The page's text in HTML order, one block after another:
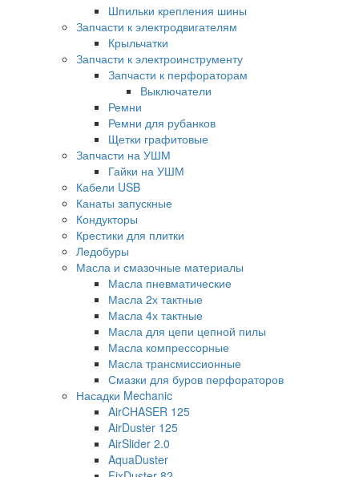
Шпильки крепления шины
Запчасти к электродвигателям
Крыльчатки
Запчасти к электроинструменту
Запчасти к перфораторам
Выключатели
Ремни
Ремни для рубанков
Щетки графитовые
Запчасти на УШМ
Гайки на УШМ
Кабели USB
Канаты запускные
Кондукторы
Крестики для плитки
Ледобуры
Масла и смазочные материалы
Масла пневматические
Масла 2х тактные
Масла 4х тактные
Масла для цепи цепной пилы
Масла компрессорные
Масла трансмиссионные
Смазки для буров перфораторов
Насадки Mechanic
AirCHASER 125
AirDuster 125
AirSlider 2.0
AquaDuster